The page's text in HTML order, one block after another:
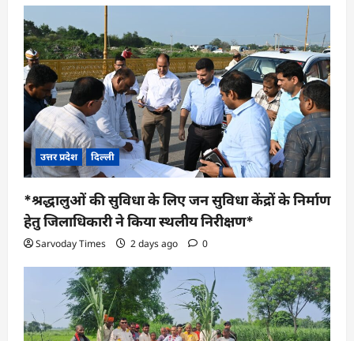
उत्तर प्रदेश दिल्ली
*श्रद्धालुओं की सुविधा के लिए जन सुविधा केंद्रों के निर्माण
हेतु जिलाधिकारी ने किया स्थलीय निरीक्षण*
Sarvoday Times 2 days ago 0